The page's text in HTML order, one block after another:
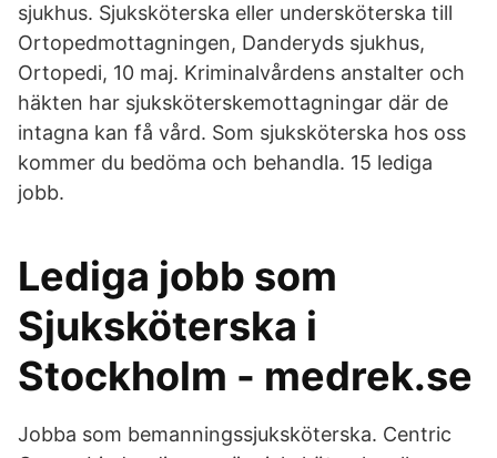
sjukhus. Sjuksköterska eller undersköterska till
Ortopedmottagningen, Danderyds sjukhus,
Ortopedi, 10 maj. Kriminalvårdens anstalter och
häkten har sjuksköterskemottagningar där de
intagna kan få vård. Som sjuksköterska hos oss
kommer du bedöma och behandla. 15 lediga
jobb.
Lediga jobb som
Sjuksköterska i
Stockholm - medrek.se
Jobba som bemanningssjuksköterska. Centric